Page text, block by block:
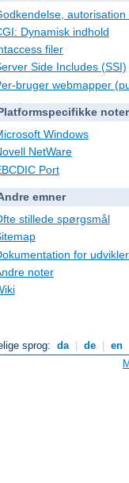
Dynamisk indhold
filer
Side Includes (SSI)
bruger webmapper
noter
Windows
NetWare
Port
emner
stillede spørgsmål
for
noter
sprog: da de en